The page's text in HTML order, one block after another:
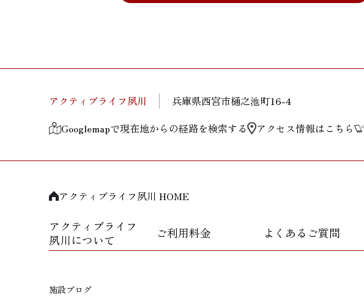
アクティブライフ夙川
兵庫県西宮市樋之池町16-4
Googlemapで現在地からの経路を検索する
アクセス情報はこちら
アクティブライフ夙川 HOME
アクティブライフ
夙川について
ご利用料金 よくあるご質問
施設ブログ